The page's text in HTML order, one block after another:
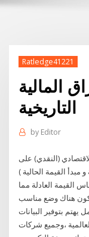
Ratledge41221
المالية
التاريخية
by Editor
(النقدي) على
مبدأ القيمة الحالية )
القيمة العادلة مما
هناك وضع مناسب
يهتم بتوفير البيانات
،وجميع شركات